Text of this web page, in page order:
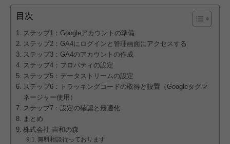
目次
ステップ1：Googleアカウントの準備
ステップ2：GA4にログインと管理画面にアクセスする
ステップ3：GA4のアカウントの作成
ステップ4：プロパティの設定
ステップ5：データストリームの設定
ステップ6：トラッキングコードの取得と設置（Googleタグマ
ネージャー使用）
ステップ7：設定の確認と最適化
まとめ
株式会社 吉和の森
無料相談行っております